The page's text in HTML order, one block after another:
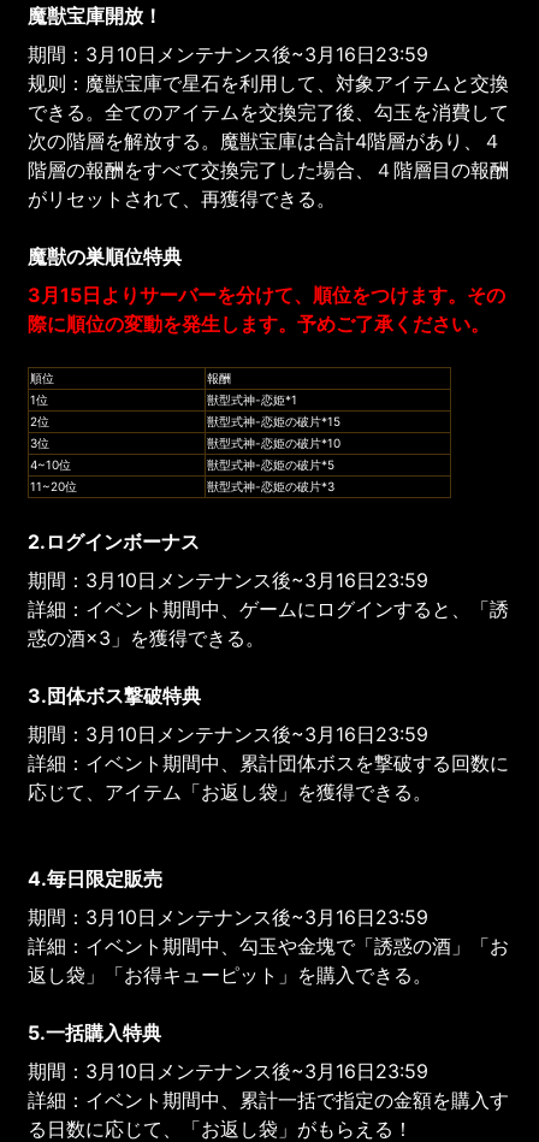
魔獣宝庫開放！
期間：3月10日メンテナンス後~3月16日23:59
规则：魔獣宝庫で星石を利用して、対象アイテムと交換
できる。全てのアイテムを交換完了後、勾玉を消費して
次の階層を解放する。魔獣宝庫は合計4階層があり、４
階層の報酬をすべて交換完了した場合、４階層目の報酬
がリセットされて、再獲得できる。
魔獣の巣順位特典
3月15日よりサーバーを分けて、順位をつけます。その
際に順位の変動を発生します。予めご了承ください。
順位
報酬
1位
獣型式神-恋姫*1
2位
獣型式神-恋姫の破片*15
3位
獣型式神-恋姫の破片*10
4~10位
獣型式神-恋姫の破片*5
11~20位
獣型式神-恋姫の破片*3
2.ログインボーナス
期間：3月10日メンテナンス後~3月16日23:59
詳細：イベント期間中、ゲームにログインすると、「誘
惑の酒×3」を獲得できる。
3.団体ボス撃破特典
期間：3月10日メンテナンス後~3月16日23:59
詳細：イベント期間中、累計団体ボスを撃破する回数に
応じて、アイテム「お返し袋」を獲得できる。
4.毎日限定販売
期間：3月10日メンテナンス後~3月16日23:59
詳細：イベント期間中、勾玉や金塊で「誘惑の酒」「お
返し袋」「お得キューピット」を購入できる。
5.一括購入特典
期間：3月10日メンテナンス後~3月16日23:59
詳細：イベント期間中、累計一括で指定の金額を購入す
る日数に応じて、「お返し袋」がもらえる！